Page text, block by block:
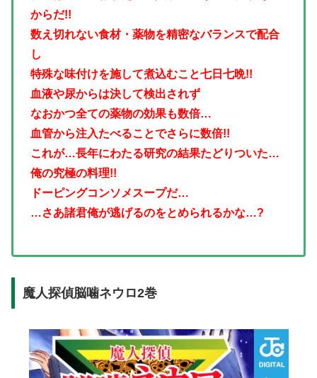
からだ!!
数え切れない食材・薬物を精密なバランスで配合
し
特殊な味付けを施して煮込むこと七日七晩!!
血液や尿からは決して検出されず
なおかつ全ての薬物の効果も数倍…
血管から注入たべることでさらに数倍!!
これが…長年にわたる研究の結果たどりついた…
俺の究極の料理!!
ドーピングコンソメスープだ…
…さあ諸君俺が逃げるのをとめられるかな…?
魔人探偵脳噛ネウロ2巻